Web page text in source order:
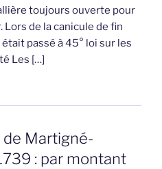
toujours ouverte pour
de la canicule de fin
passé à 45° loi sur les
Les […]
de Martigné-
: par montant